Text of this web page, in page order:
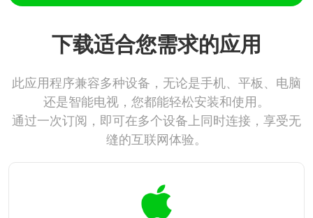
下载适合您需求的应用
此应用程序兼容多种设备，无论是手机、平板、电脑
还是智能电视，您都能轻松安装和使用。
通过一次订阅，即可在多个设备上同时连接，享受无
缝的互联网体验。